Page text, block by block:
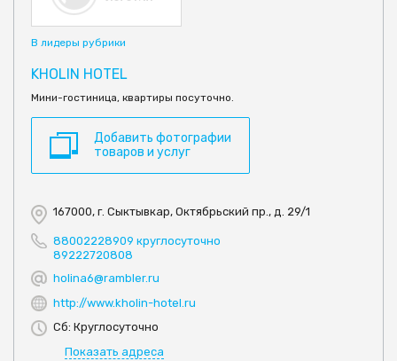
В лидеры рубрики
KHOLIN HOTEL
Мини-гостиница, квартиры посуточно.
Добавить фотографии
товаров и услуг
167000, г. Сыктывкар, Октябрьский пр., д. 29/1
88002228909 круглосуточно
89222720808
holina6@rambler.ru
http://www.kholin-hotel.ru
Сб: Круглосуточно
Показать адреса